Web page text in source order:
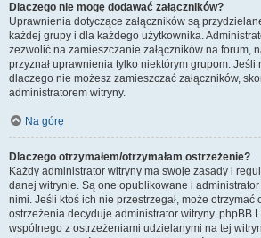
Dlaczego nie mogę dodawać załączników?
Uprawnienia dotyczące załączników są
każdej grupy i dla każdego użytkownika.
zezwolić na zamieszczanie załączników na forum,
przyznał uprawnienia tylko niektórym grupom.
dlaczego nie możesz zamieszczać załączników,
administratorem witryny.
Na górę
Dlaczego otrzymałem/otrzymałam ostrzeżenie?
Każdy administrator witryny ma swoje zasady i
danej witrynie. Są one opublikowane i
nimi. Jeśli ktoś ich nie przestrzegał, może otrzymać
ostrzeżenia decyduje administrator witryny. phpBB
wspólnego z ostrzeżeniami udzielanymi na tej